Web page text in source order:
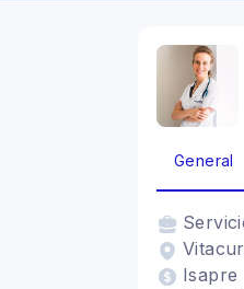
General
Isapre